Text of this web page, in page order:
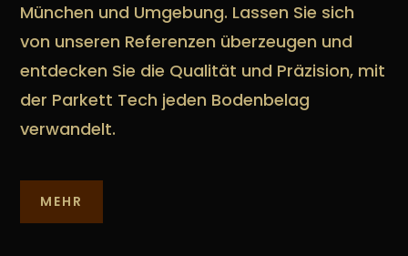
München und Umgebung. Lassen Sie sich
von unseren Referenzen überzeugen und
entdecken Sie die Qualität und Präzision, mit
der Parkett Tech jeden Bodenbelag
verwandelt.
MEHR